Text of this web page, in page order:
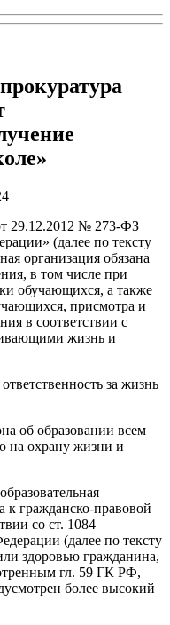
29.12.2012 № 273-ФЗ
(далее по тексту
организация обязана
в том числе при
обучающихся, а также
присмотра и
в соответствии с
жизнь и
за жизнь
об образовании всем
на охрану жизни и
к гражданско-правовой
со ст. 1084
(далее по тексту
здоровью гражданина,
гл. 59 ГК РФ,
более высокий